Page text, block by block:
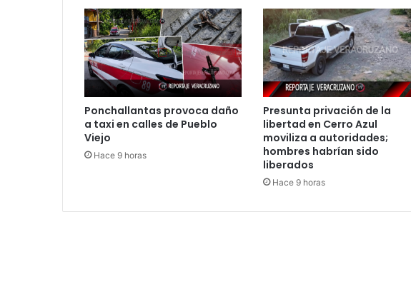
Ponchallantas provoca daño
a taxi en calles de Pueblo
Viejo
Hace 9 horas
Presunta privación de la
libertad en Cerro Azul
moviliza a autoridades;
hombres habrían sido
liberados
Hace 9 horas